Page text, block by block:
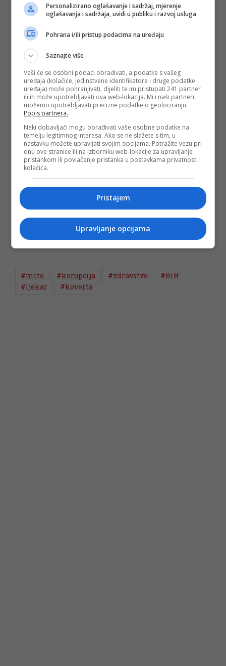
Facebook profilu.
Iako zdravstvo građani smatraju izuzetno korumpiranim,
rijetko odlučuju i da prijavljuju ovakve slučajeve.
Činjenica je da su ljudi najranjiviji kada su bolesni, pa je
zdravstvo jedna od oblasti gdje korisnici i sami nude mito
vjerujući da će na taj način obezbijediti bolji medicinski
tretman, međutim, velika je razlika između nekog slatkiša i
bombonjere i koverte sa stotinama eura.
Korupcija je teška bolest koja hara zdravstvenim
ustanovama na prostorima bivše Jugoslavije. Koliko je ta
ljekara, aktera slučaja koji je opisao ovaj mladić.
EuroBlic, DEPO PORTAL, BLIN MAGAZIN/md)
PODIJELI NA
Depo.ba Facebook
#mito #korupcija #zdravstvo
#BiH
#ljekar
#koverta
Personalizirano oglašavanje i sadržaj, mjerenje
oglašavanja i sadržaja, uvidi u publiku i razvoj usluga
Pohrana i/ili pristup podacima na uređaju
Saznajte više
Vaši će se osobni podaci obrađivati, a podatke s vašeg
uređaja (kolačiće, jedinstvene identifikatore i druge podatke
uređaja) može pohranjivati, dijeliti te im pristupati 241 partner
ili ih može upotrebljavati ova web-lokacija. Mi i naši partneri
možemo upotrebljavati precizne podatke o geolociranju.
Popis partnera.
Neki dobavljači mogu obrađivati vaše osobne podatke na
temelju legitimnog interesa. Ako se ne slažete s tim, u
nastavku možete upravljati svojim opcijama. Potražite vezu pri
dnu ove stranice ili na izborniku web-lokacije za upravljanje
pristankom ili povlačenje pristanka u postavkama privatnosti i
kolačića.
Pristajem
Upravljanje opcijama